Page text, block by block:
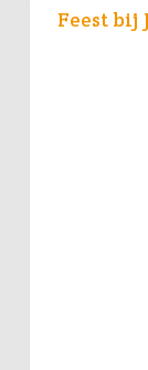
Feest bij